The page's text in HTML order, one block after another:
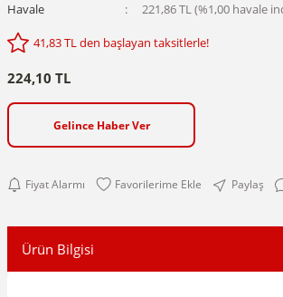
Havale
221,86 TL (%1,00 havale
41,83 TL den başlayan taksitlerle!
224,10 TL
Gelince Haber Ver
Fiyat Alarmı Paylaş
Ürün Bilgisi